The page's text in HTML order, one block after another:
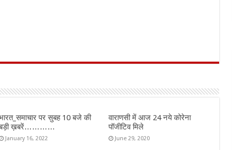
पर सुबह 10 बजे की
ख़बरें…………
January 16, 2022
वाराणसी में आज 24 नये कोरेना
पॉजीटिव मिले
June 29, 2020